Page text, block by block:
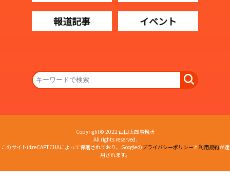
報道記事 イベント
Copyright© 2022 山田太郎事務所
All rights reserved.
このサイトはreCAPTCHAによって保護されており、Googleのプライバシーポリシー と利用規約が適
用されます。